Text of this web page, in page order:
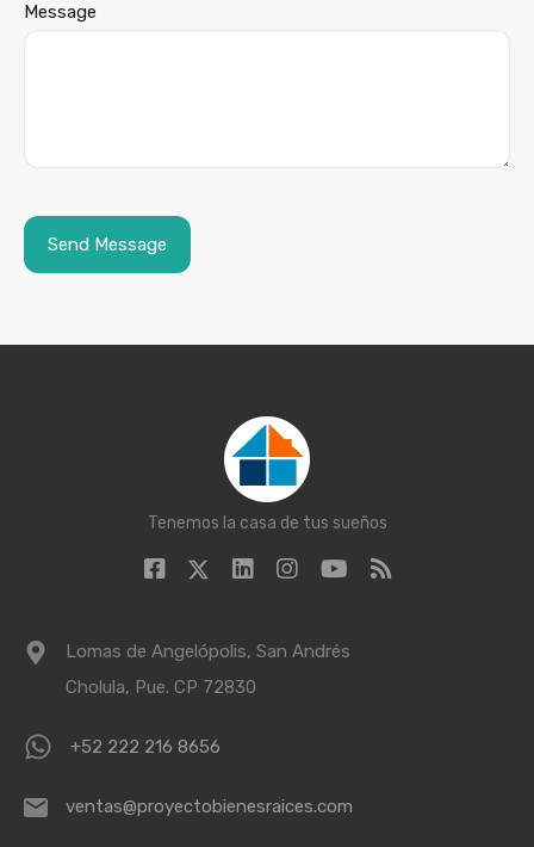
Message
Tenemos la casa de tus sueños
Lomas de Angelópolis, San Andrés
Cholula, Pue. CP 72830
+52 222 216 8656
ventas@proyectobienesraices.com